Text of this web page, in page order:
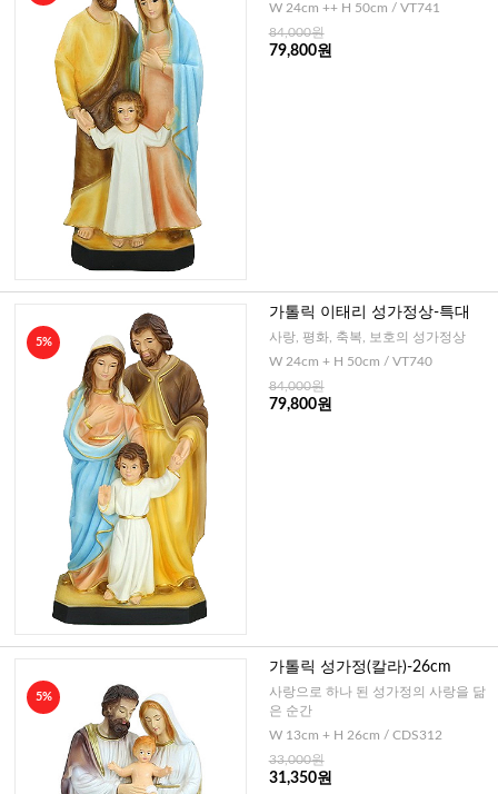
W 24cm ++ H 50cm / VT741
84,000원
79,800원
5%
가톨릭 이태리 성가정상-특대
사랑, 평화, 축복, 보호의 성가정상
W 24cm + H 50cm / VT740
84,000원
79,800원
5%
가톨릭 성가정(칼라)-26cm
사랑으로 하나 된 성가정의 사랑을 닮
은 순간
W 13cm + H 26cm / CDS312
33,000원
31,350원